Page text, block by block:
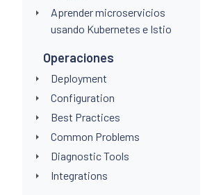
Aprender microservicios
usando Kubernetes e Istio
Operaciones
Deployment
Configuration
Best Practices
Common Problems
Diagnostic Tools
Integrations